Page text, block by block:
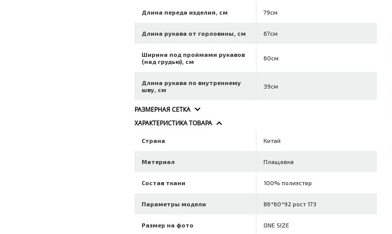
Длина переда изделия, см 79см
Длина рукава от горловины, см 67см
Ширина под проймами рукавов
(над грудью), см
60см
Длина рукава по внутреннему
шву, см
39см
РАЗМЕРНАЯ СЕТКА
ХАРАКТЕРИСТИКА ТОВАРА
Страна Китай
Материал Плащевка
Состав ткани 100% полиэстер
Параметры модели 86*60*92 рост 173
Размер на фото ONE SIZE